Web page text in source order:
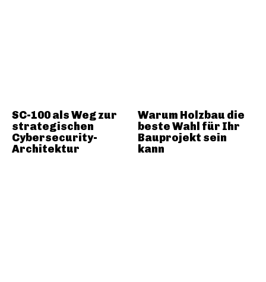
SC-100 als Weg zur
strategischen
Cybersecurity-
Architektur
Warum Holzbau die
beste Wahl für Ihr
Bauprojekt sein
kann